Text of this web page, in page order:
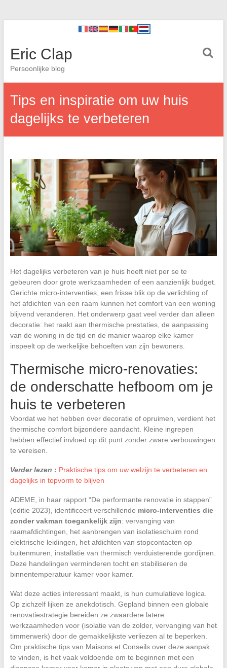
Eric Clap
Persoonlijke blog
Tips en inspiratie om uw huis
dagelijks te verbeteren
Het dagelijks verbeteren van je huis hoeft niet per se te
gebeuren door grote werkzaamheden of een aanzienlijk budget.
Gerichte micro-interventies, een frisse blik op de verlichting of
het afdichten van een raam kunnen het comfort van een woning
blijvend veranderen. Het onderwerp gaat veel verder dan alleen
decoratie: het raakt aan thermische prestaties, de aanpassing
van de woning in de tijd en de manier waarop elke kamer
inspeelt op de werkelijke behoeften van zijn bewoners.
Thermische micro-renovaties:
de onderschatte hefboom om je
huis te verbeteren
Voordat we het hebben over decoratie of opruimen, verdient het
thermische comfort bijzondere aandacht. Kleine ingrepen
hebben effectief invloed op dit punt zonder zware verbouwingen
te vereisen.
Verder lezen : Praktische tips om uw welzijn te verbeteren en
dagelijks in topvorm te blijven
ADEME, in haar rapport “De performante renovatie in stappen”
(editie 2023), identificeert verschillende micro-interventies die
zonder vakman toegankelijk zijn: vervanging van
raamafdichtingen, het aanbrengen van isolatieschuim rond
elektrische leidingen, het afdichten van stopcontacten op
buitenmuren, installatie van thermisch verduisterende gordijnen.
Deze handelingen verminderen tocht en stabiliseren de
binnentemperatuur kamer voor kamer.
Wat deze acties interessant maakt, is hun cumulatieve logica.
Op zichzelf lijken ze anekdotisch. Gepland binnen een globale
renovatiestrategie bereiden ze zwaardere latere
werkzaamheden voor (isolatie van de zolder, vervanging van het
timmerwerk) door de gemakkelijkste verliezen al te beperken.
Om praktische tips van Maisons et Conseils over deze aanpak
te vinden, is het vaak voldoende om te beginnen met een